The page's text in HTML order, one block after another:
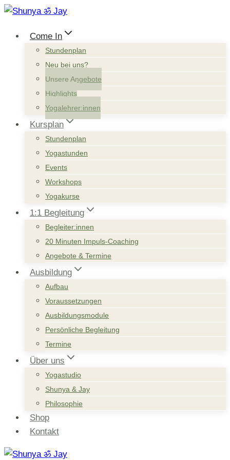
Zum
springenCome In
Stundenplan
Neu bei uns?
Unsere Angebote
Highlights
Yogalehrer:innen
Kursplan
Stundenplan
Yogastunden
Events
Workshops
Yogakurse
1:1 Begleitung
Begleiter:innen
20 Minuten Impuls-Coaching
Angebote & Termine
Ausbildung
Aufbau
Voraussetzungen
Ausbildungsmodule
Persönliche Begleitung
Termine
Über uns
Yogastudio
Shunya & Jay
Philosophie
Shop
Kontakt